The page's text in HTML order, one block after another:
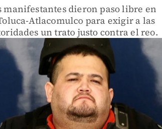
manifestantes dieron paso libre en
Atlacomulco para exigir a las
un trato justo contra el reo.